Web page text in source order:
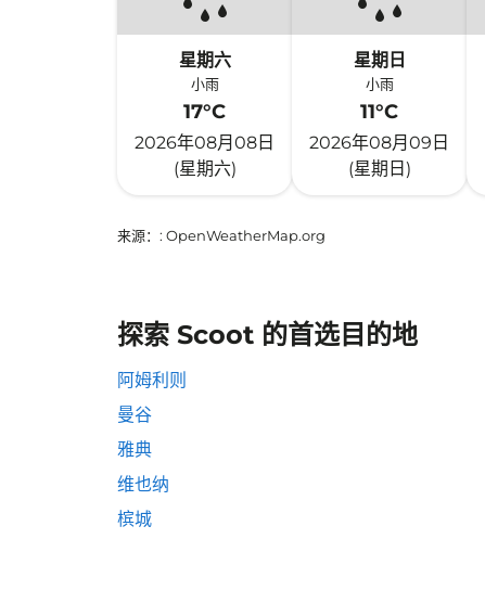
星期六
小雨
17°C
2026年08月08日
(星期六)
星期日
小雨
11°C
2026年08月09日
(星期日)
来源： : OpenWeatherMap.org
探索 Scoot 的首选目的地
阿姆利则
曼谷
雅典
维也纳
槟城